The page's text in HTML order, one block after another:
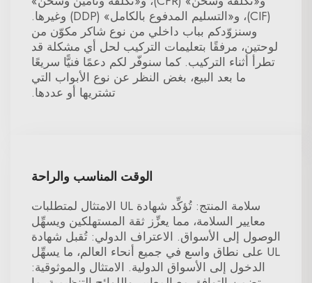
(CIF)، و«التسليم المدفوع بالكامل» (DDP) وغيرها.
وسنزوّدكم بباب داخلي من نوع شاكر مكوّن من
لوحتين، مرفقًا بتعليمات التركيب لحل أي مشكلة قد
تطرأ أثناء التركيب. كما سنوفّر لكم دعمًا فنيًّا سريعًا
ما بعد البيع، بغض النظر عن نوع الأبواب التي
تشتريها أو عددها.
الوقت المناسب والراحة
سلامة المنتج: تُؤكِّد شهادة UL الامتثال لمتطلبات
معايير السلامة، مما يعزِّز ثقة المستهلكين ويسهِّل
الوصول إلى الأسواق. الاعتراف الدولي: تُقبل شهادة
UL على نطاق واسع في جميع أنحاء العالم، ما يسهِّل
الدخول إلى الأسواق الدولية. الامتثال والموثوقية: